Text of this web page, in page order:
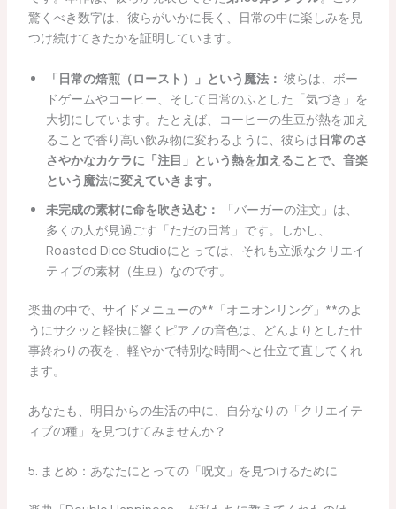
驚くべき数字は、彼らがいかに長く、日常の中に楽しみを見
つけ続けてきたかを証明しています。
「日常の焙煎（ロースト）」という魔法： 彼らは、ボー
ドゲームやコーヒー、そして日常のふとした「気づき」を
大切にしています。たとえば、コーヒーの生豆が熱を加え
ることで香り高い飲み物に変わるように、彼らは日常のさ
さやかなカケラに「注目」という熱を加えることで、音楽
という魔法に変えていきます。
未完成の素材に命を吹き込む：
「バーガーの注文」は、
多くの人が見過ごす「ただの日常」です。しかし、
Roasted Dice Studioにとっては、それも立派なクリエイ
ティブの素材（生豆）なのです。
楽曲の中で、サイドメニューの**「オニオンリング」**のよ
うにサクッと軽快に響くピアノの音色は、どんよりとした仕
事終わりの夜を、軽やかで特別な時間へと仕立て直してくれ
ます。
あなたも、明日からの生活の中に、自分なりの「クリエイテ
ィブの種」を見つけてみませんか？
5. まとめ：あなたにとっての「呪文」を見つけるために